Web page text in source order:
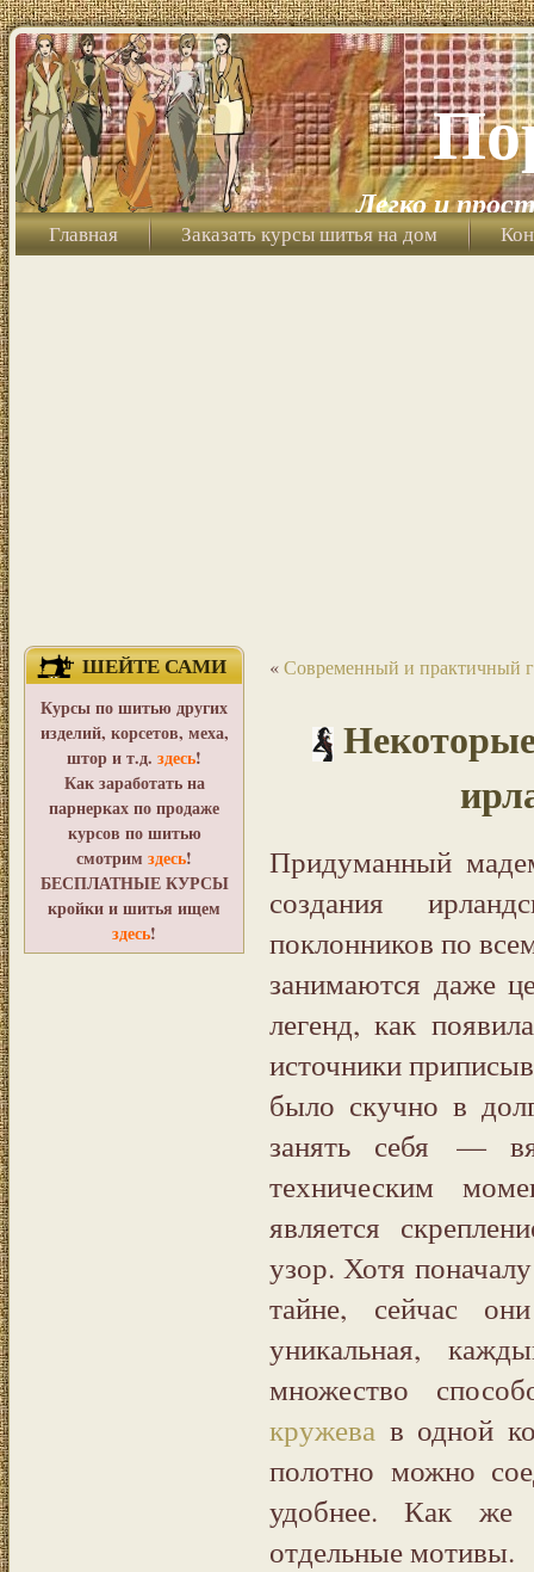
Легко и
Главная Заказать курсы шитья на дом
ШЕЙТЕ САМИ
Курсы по шитью других
изделий, корсетов, меха,
штор и т.д. здесь!
Как заработать на
парнерках по продаже
курсов по шитью
смотрим здесь!
БЕСПЛАТНЫЕ КУРСЫ
кройки и шитья ищем
здесь!
«Современный и практичный
Придуманный
создания
поклонников по
занимаются даже
легенд, как
источники
было скучно в
занять себя —
техническим
является
узор. Хотя
тайне, сейчас
уникальная,
множество
кружева в одной
полотно можно
удобнее. Как же
отдельные мотивы.